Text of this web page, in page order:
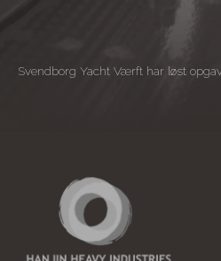
Svendborg Yacht Værft har løst